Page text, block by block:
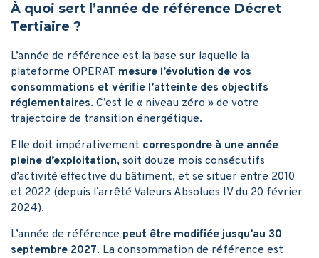
À quoi sert l’année de référence Décret
Tertiaire ?
L’année de référence est la base sur laquelle la
plateforme OPERAT mesure l’évolution de vos
consommations et vérifie l’atteinte des objectifs
réglementaires. C’est le « niveau zéro » de votre
trajectoire de transition énergétique.
Elle doit impérativement correspondre à une année
pleine d’exploitation, soit douze mois consécutifs
d’activité effective du bâtiment, et se situer entre 2010
et 2022 (depuis l’arrêté Valeurs Absolues IV du 20 février
2024).
L’année de référence peut être modifiée jusqu’au 30
septembre 2027. La consommation de référence est